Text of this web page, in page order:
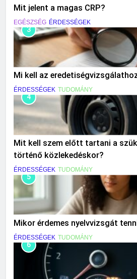
Mit jelent a magas CRP?
EGÉSZSÉG ÉRDESSÉGEK
3
Mi kell az
ÉRDESSÉGEK TUDOMÁNY
4
Mit kell szem előtt tartani a
történő közlekedéskor?
ÉRDESSÉGEK TUDOMÁNY
5
Mikor érdemes nyelvvizsgát
ÉRDESSÉGEK TUDOMÁNY
6